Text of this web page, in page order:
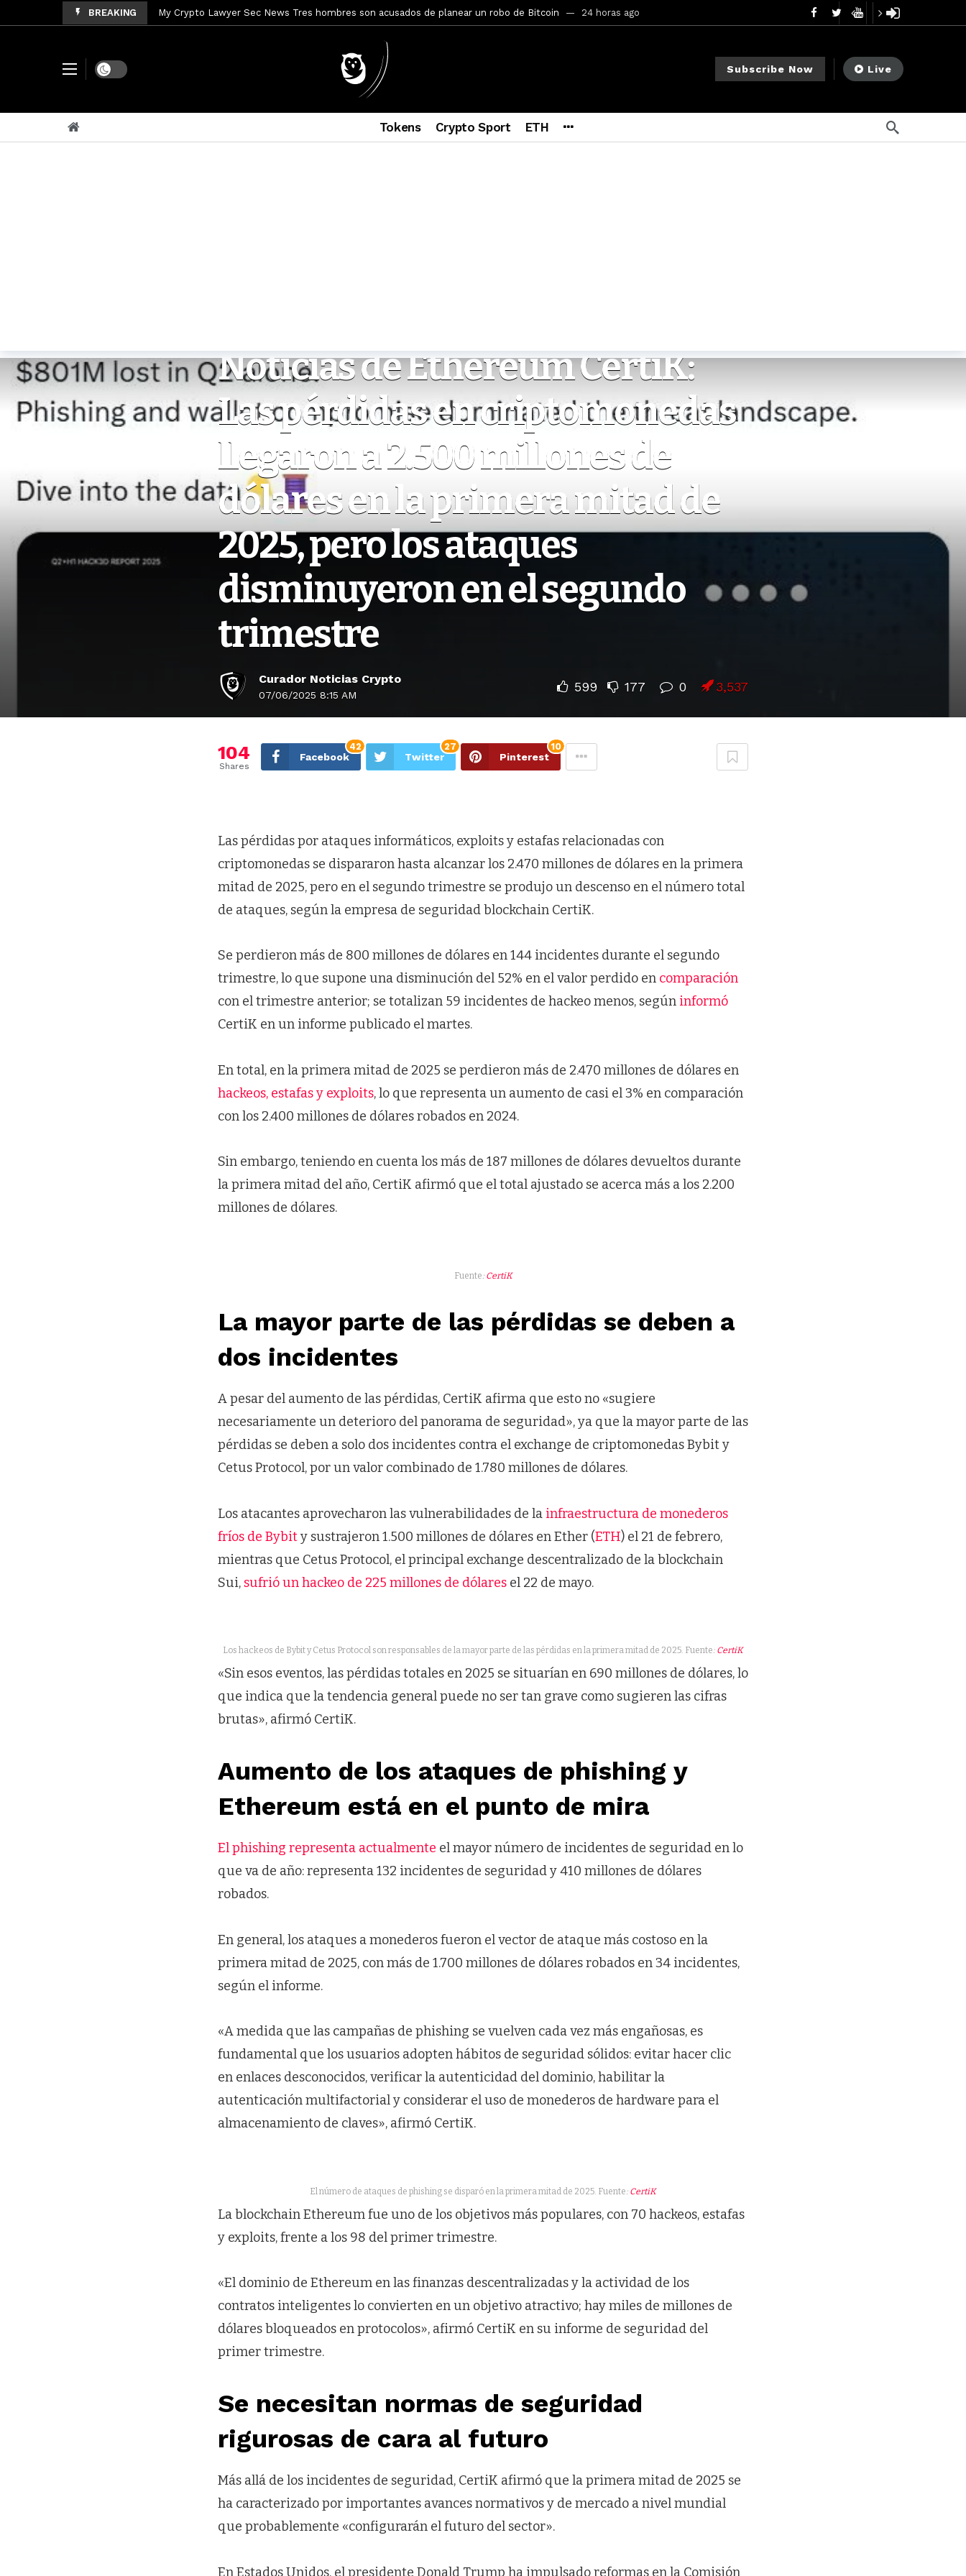
BREAKING My Crypto Lawyer Sec Speeches Cryptocurrency Restoring Regulatory Clarity: Statement on Technical Amendments to Rule 0‑1(a)(7) 1 día ago
My Crypto Lawyer Sec News Rusia envía a prisión al fundador de BitRiver por presunto fraude
My Crypto Lawyer Sec Cryptocurrency SEC Announces Continuation of Small Business Advisory Committee Meeting 7 días ago
My Crypto Lawyer Sec News XRP price forecast ahead of CLARITY Act vote next week 1 semana ago
Dark mode Subscribe Now Live
Tokens Crypto Sport ETH
Noticias de Ethereum CertiK:
Las pérdidas en criptomonedas
llegaron a 2.500 millones de
dólares en la primera mitad de
2025, pero los ataques
disminuyeron en el segundo
trimestre
Curador Noticias Crypto
07/06/2025 8:15 AM
599 177 0 3,537
104
Shares
Facebook
42
Twitter
27
Pinterest
10
Las pérdidas por ataques informáticos, exploits y estafas relacionadas con
criptomonedas se dispararon hasta alcanzar los 2.470 millones de dólares en la primera
mitad de 2025, pero en el segundo trimestre se produjo un descenso en el número total
de ataques, según la empresa de seguridad blockchain CertiK.
Se perdieron más de 800 millones de dólares en 144 incidentes durante el segundo
trimestre, lo que supone una disminución del 52% en el valor perdido en comparación
con el trimestre anterior; se totalizan 59 incidentes de hackeo menos, según informó
CertiK en un informe publicado el martes.
En total, en la primera mitad de 2025 se perdieron más de 2.470 millones de dólares en
hackeos, estafas y exploits, lo que representa un aumento de casi el 3% en comparación
con los 2.400 millones de dólares robados en 2024.
Sin embargo, teniendo en cuenta los más de 187 millones de dólares devueltos durante
la primera mitad del año, CertiK afirmó que el total ajustado se acerca más a los 2.200
millones de dólares.
Fuente : CertiK
La mayor parte de las pérdidas se deben a
dos incidentes
A pesar del aumento de las pérdidas, CertiK afirma que esto no «sugiere
necesariamente un deterioro del panorama de seguridad», ya que la mayor parte de las
pérdidas se deben a solo dos incidentes contra el exchange de criptomonedas Bybit y
Cetus Protocol, por un valor combinado de 1.780 millones de dólares.
Los atacantes aprovecharon las vulnerabilidades de la infraestructura de monederos
fríos de Bybity sustrajeron 1.500 millones de dólares en Ether (ETH) el 21 de febrero,
mientras que Cetus Protocol, el principal exchange descentralizado de la blockchain
Sui, sufrió un hackeo de 225 millones de dólares el 22 de mayo.
Los hackeos de Bybit y Cetus Protocol son responsables de la mayor parte de las pérdidas en la primera mitad de 2025. Fuente: CertiK
«Sin esos eventos, las pérdidas totales en 2025 se situarían en 690 millones de dólares, lo
que indica que la tendencia general puede no ser tan grave como sugieren las cifras
brutas», afirmó CertiK.
Aumento de los ataques de phishing y
Ethereum está en el punto de mira
El phishing representa actualmente el mayor número de incidentes de seguridad en lo
que va de año: representa 132 incidentes de seguridad y 410 millones de dólares
robados.
En general, los ataques a monederos fueron el vector de ataque más costoso en la
primera mitad de 2025, con más de 1.700 millones de dólares robados en 34 incidentes,
según el informe.
«A medida que las campañas de phishing se vuelven cada vez más engañosas, es
fundamental que los usuarios adopten hábitos de seguridad sólidos: evitar hacer clic
en enlaces desconocidos, verificar la autenticidad del dominio, habilitar la
autenticación multifactorial y considerar el uso de monederos de hardware para el
almacenamiento de claves», afirmó CertiK.
El número de ataques de phishing se disparó en la primera mitad de 2025. Fuente : CertiK
La blockchain Ethereum fue uno de los objetivos más populares, con 70 hackeos, estafas
y exploits, frente a los 98 del primer trimestre.
«El dominio de Ethereum en las finanzas descentralizadas y la actividad de los
contratos inteligentes lo convierten en un objetivo atractivo; hay miles de millones de
dólares bloqueados en protocolos», afirmó CertiK en su informe de seguridad del
primer trimestre.
Se necesitan normas de seguridad
rigurosas de cara al futuro
Más allá de los incidentes de seguridad, CertiK afirmó que la primera mitad de 2025 se
ha caracterizado por importantes avances normativos y de mercado a nivel mundial
que probablemente «configurarán el futuro del sector».
En Estados Unidos, el presidente Donald Trump ha impulsado reformas en la Comisión